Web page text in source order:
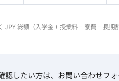
総額（入学金 + 授業料 + 寮費 − 長期
したい方は、お問い合わせフォ